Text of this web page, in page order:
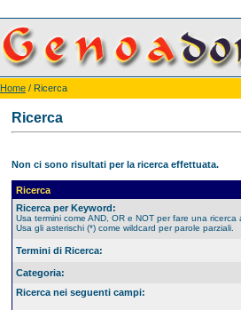
Home / Ricerca
Ricerca
Non ci sono risultati per la ricerca effettuata.
Ricerca
Ricerca per Keyword:
Usa termini come AND, OR e NOT per fare una ricerca
Usa gli asterischi (*) come wildcard per parole parziali.
Termini di Ricerca:
Categoria:
Ricerca nei seguenti campi: